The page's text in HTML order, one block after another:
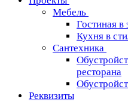
Мебель
Гостиная в
Кухня в
Сантехника
ресторана
Реквизиты